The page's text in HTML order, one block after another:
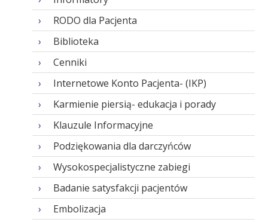
RODO dla Pacjenta
Biblioteka
Cenniki
Internetowe Konto Pacjenta- (IKP)
Karmienie piersią- edukacja i porady
Klauzule Informacyjne
Podziękowania dla darczyńców
Wysokospecjalistyczne zabiegi
Badanie satysfakcji pacjentów
Embolizacja